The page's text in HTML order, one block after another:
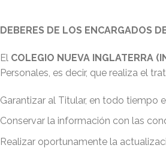
DEBERES DE LOS ENCARGADOS
El COLEGIO NUEVA INGLATERRA
Personales, es decir, que realiza el
Garantizar al Titular, en todo tiempo
Conservar la información con las
Realizar oportunamente la